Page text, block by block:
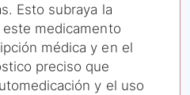
Esto subraya la
medicamento
médica y en el
preciso que
y el uso